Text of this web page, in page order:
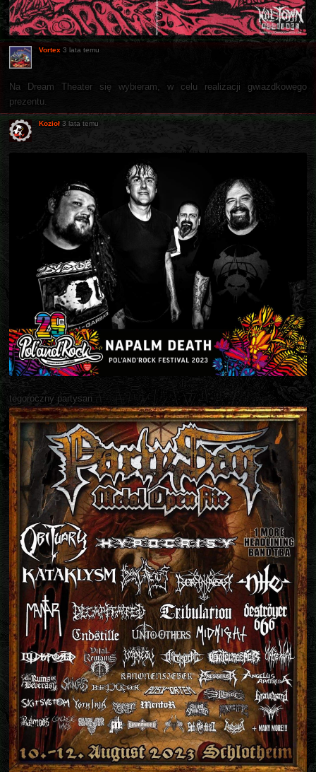
Vortex 3 lata temu
Na Dream Theater się wybieram, w celu realizacji gwiazdkowego
prezentu.
Kozioł 3 lata temu
tegoroczny partysan